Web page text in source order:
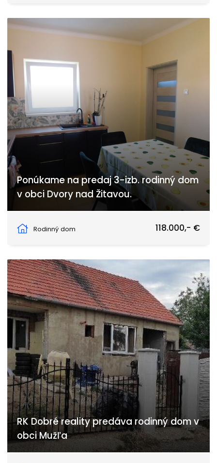
Ponúkame na predaj 3-izb. rodinný dom
v obci Dvory nad Žitavou.
Rodinný dom
118.000,- €
RK Dobré reality predáva rodinný dom v
obci Mužľa